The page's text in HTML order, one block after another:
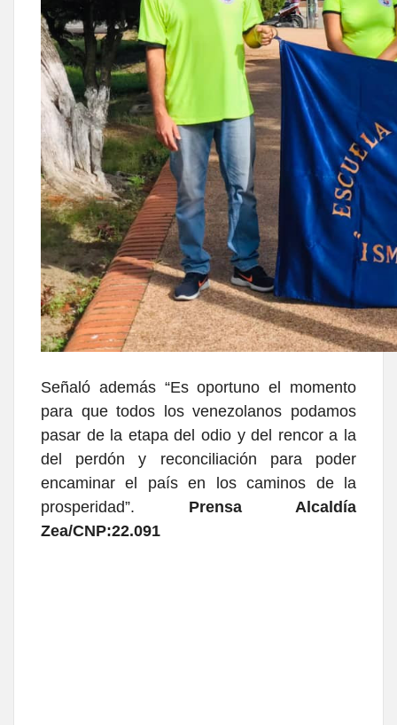
Señaló además “Es oportuno el momento
para que todos los venezolanos podamos
pasar de la etapa del odio y del rencor a la
del perdón y reconciliación para poder
encaminar el país en los caminos de la
prosperidad”. Prensa Alcaldía
Zea/CNP:22.091